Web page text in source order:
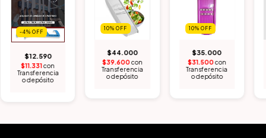
-4% OFF
$12.590
$11.331con
Transferencia
o depósito
10%OFF
$44.000
$39.600con
Transferencia
o depósito
10% OFF
$35.000
$31.500con
Transferencia
o depósito